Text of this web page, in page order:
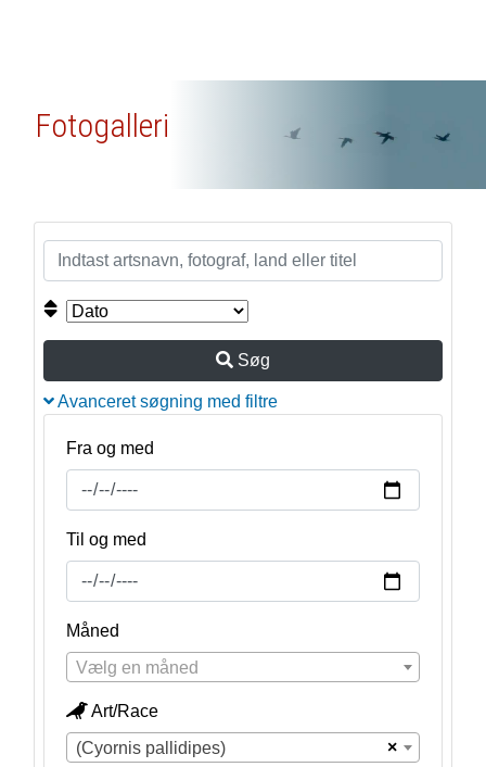
Fotogalleri
Søg
Avanceret søgning med filtre
Fra og med
Til og med
Måned
Vælg en måned
Art/Race
×
(Cyornis pallidipes)